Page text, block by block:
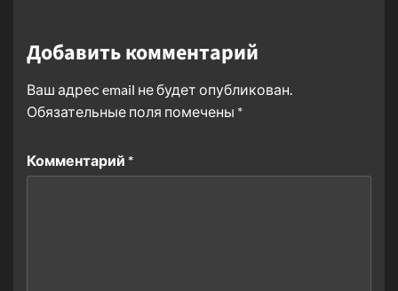
Добавить комментарий
Ваш адрес email не будет опубликован.
Обязательные поля помечены *
Комментарий *